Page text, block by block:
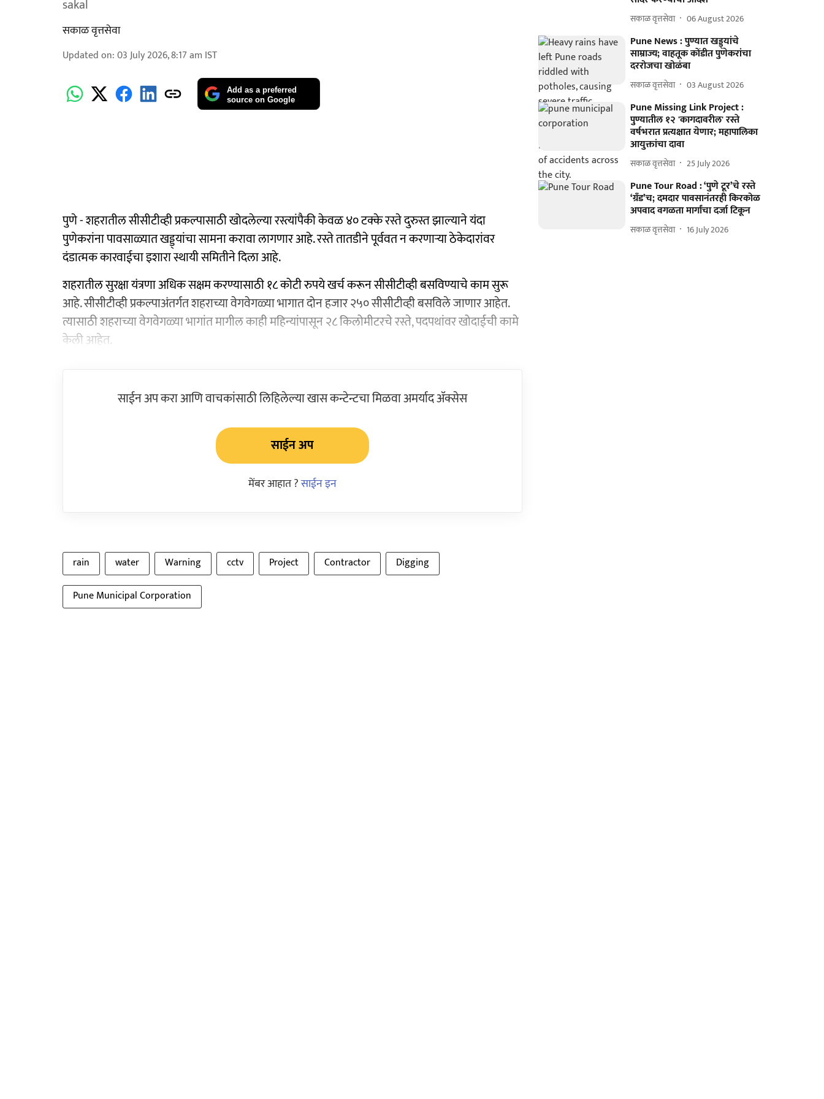
sakal
सकाळ वृत्तसेवा
Updated on:03 July 2026, 8:17 am IST
Add as a preferred
source on Google
पुणे - शहरातील सीसीटीव्ही प्रकल्पासाठी खोदलेल्या रस्त्यांपैकी केवळ ४० टक्के रस्ते दुरुस्त झाल्याने यंदा
पुणेकरांना पावसाळ्यात खड्ड्यांचा सामना करावा लागणार आहे. रस्ते तातडीने पूर्ववत न करणाऱ्या ठेकेदारांवर
दंडात्मक कारवाईचा इशारा स्थायी समितीने दिला आहे.
शहरातील सुरक्षा यंत्रणा अधिक सक्षम करण्यासाठी १८ कोटी रुपये खर्च करून सीसीटीव्ही बसविण्याचे काम सुरू
आहे. सीसीटीव्ही प्रकल्पाअंतर्गत शहराच्या वेगवेगळ्या भागात दोन हजार २५० सीसीटीव्ही बसविले जाणार आहेत.
त्यासाठी शहराच्या वेगवेगळ्या भागांत मागील काही महिन्यांपासून २८ किलोमीटरचे रस्ते, पदपथांवर खोदाईची कामे
केली आहेत.
साईन अप करा आणि वाचकांसाठी लिहिलेल्या खास कन्टेन्टचा मिळवा अमर्याद ॲक्सेस
साईन अप
मेंबर आहात ?साईन इन
rain water Warning cctv Project Contractor
Digging
Pune Municipal Corporation
सकाळ वृत्तसेवा 06 August 2026
Pune News : पुण्यात खड्ड्यांचे
साम्राज्य; वाहतूक कोंडीत पुणेकरांचा
दररोजचा खोळंबा
सकाळ वृत्तसेवा 03 August 2026
Pune Missing Link Project :
पुण्यातील १२ 'कागदावरील' रस्ते
वर्षभरात प्रत्यक्षात येणार; महापालिका
आयुक्तांचा दावा
सकाळ वृत्तसेवा 25 July 2026
Pune Tour Road : ​‘पुणे टूर’चे रस्ते
‘ग्रँड’च; दमदार पावसानंतरही किरकोळ
अपवाद वगळता मार्गांचा दर्जा टिकून
सकाळ वृत्तसेवा 16 July 2026